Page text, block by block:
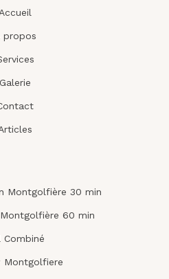
Accueil
propos
Galerie
Montgolfière 30 min
Vol Classique Montgolfière 60 min
Combiné
Montgolfiere